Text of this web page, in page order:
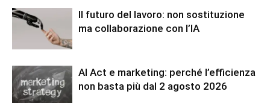
Il futuro del lavoro: non sostituzione
ma collaborazione con l’IA
AI Act e marketing: perché l’efficienza
non basta più dal 2 agosto 2026